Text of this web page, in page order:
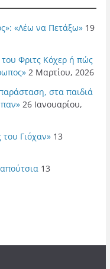
«Λέω να Πετάξω» 19
του Φριτς Κόχερ ή πώς
2 Μαρτίου, 2026
στα παιδιά
26 Ιανουαρίου,
Γιόχαν» 13
13